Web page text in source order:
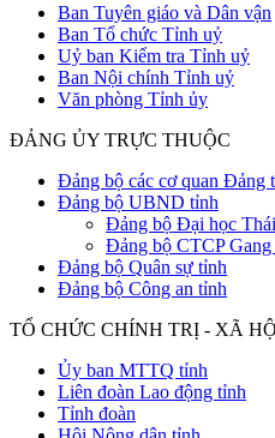
Ban Tuyên giáo và Dân vận
Ban Tổ chức Tỉnh uỷ
Uỷ ban Kiểm tra Tỉnh uỷ
Ban Nội chính Tỉnh uỷ
Văn phòng Tỉnh ủy
ĐẢNG ỦY TRỰC THUỘC
Đảng bộ các cơ quan Đảng
Đảng bộ UBND tỉnh
Đảng bộ Đại học
Đảng bộ CTCP
Đảng bộ Quân sự tỉnh
Đảng bộ Công an tỉnh
TỔ CHỨC CHÍNH TRỊ - XÃ
Ủy ban MTTQ tỉnh
Liên đoàn Lao động tỉnh
Tỉnh đoàn